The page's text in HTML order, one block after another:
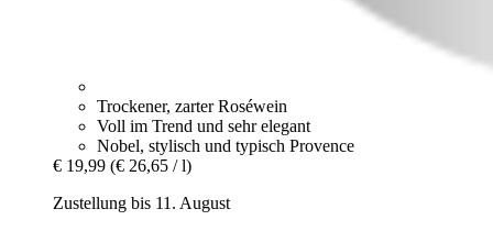
Trockener, zarter Roséwein
Voll im Trend und sehr elegant
Nobel, stylisch und typisch Provence
€ 19,99 (€ 26,65 / l)
Zustellung bis 11. August